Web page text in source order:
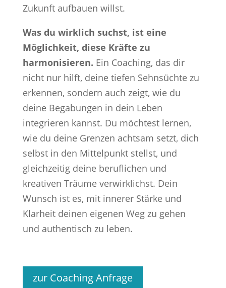
Zukunft aufbauen willst.
Was du wirklich suchst, ist eine
Möglichkeit, diese Kräfte zu
harmonisieren. Ein Coaching, das dir
nicht nur hilft, deine tiefen Sehnsüchte zu
erkennen, sondern auch zeigt, wie du
deine Begabungen in dein Leben
integrieren kannst. Du möchtest lernen,
wie du deine Grenzen achtsam setzt, dich
selbst in den Mittelpunkt stellst, und
gleichzeitig deine beruflichen und
kreativen Träume verwirklichst. Dein
Wunsch ist es, mit innerer Stärke und
Klarheit deinen eigenen Weg zu gehen
und authentisch zu leben.
zur Coaching Anfrage